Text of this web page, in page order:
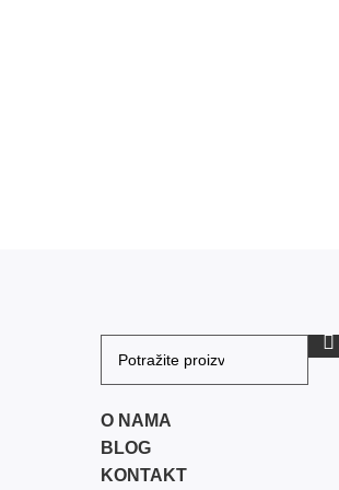
O NAMA
BLOG
KONTAKT